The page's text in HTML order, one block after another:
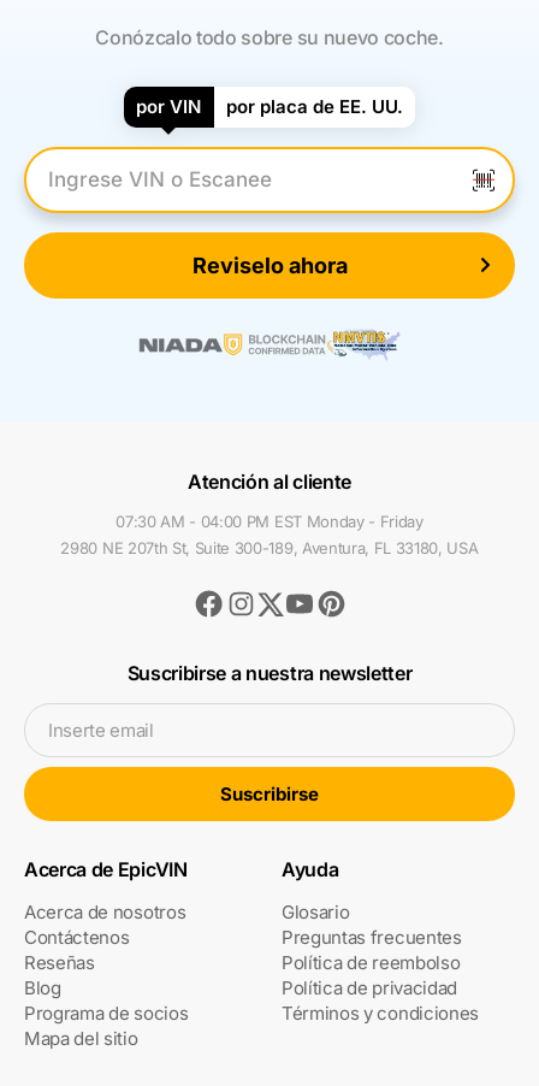
Conózcalo todo sobre su nuevo coche.
por VIN por placa de EE. UU.
Introduzca el VIN
Reviselo ahora
Atención al cliente
07:30 AM - 04:00 PM EST Monday - Friday
2980 NE 207th St, Suite 300-189, Aventura, FL 33180, USA
Facebook
Instagram
TwitterYoutubePinterest
Suscribirse a nuestra newsletter
Inserte email
Suscribirse
Acerca de EpicVIN
Acerca de nosotros
Contáctenos
Reseñas
Blog
Programa de socios
Mapa del sitio
Ayuda
Glosario
Preguntas frecuentes
Política de reembolso
Política de privacidad
Términos y condiciones